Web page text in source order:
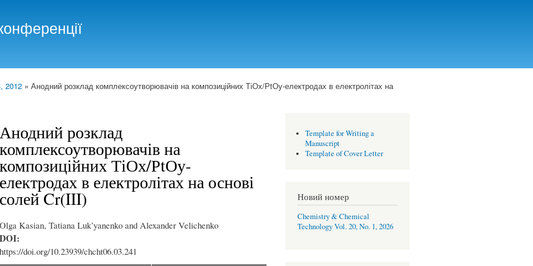
2012 » Анодний розклад комплексоутворювачів на композиційних ТіОх/РtОу-електродах в електролітах на
Анодний розклад
комплексоутворювачів на
композиційних ТіОх/РtОу-
електродах в електролітах на основі
солей Cr(III)
Olga Kasian, Tatiana Luk’yanenko and Alexander Velichenko
DOI:
https://doi.org/10.23939/chcht06.03.241
Template for Writing a
Manuscript
Template of Cover Letter
Новий номер
Chemistry & Chemical
Technology Vol. 20, No. 1, 2026